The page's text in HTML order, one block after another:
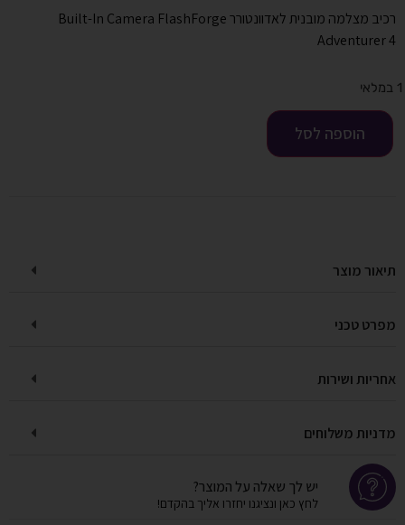
רכיב מצלמה מובנית לאדוונטורר Built-In Camera FlashForge
Adventurer 4
1 במלאי
הוספה לסל
תיאור מוצר
מפרט טכני
אחריות ושירות
מדניות משלוחים
יש לך שאלה על המוצר?
לחץ כאן ונציגנו יחזרו אליך בהקדם!